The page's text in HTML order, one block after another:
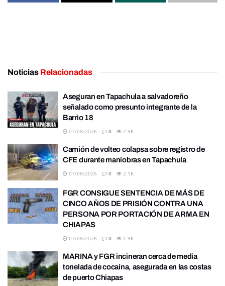
Noticias Relacionadas
Aseguran en Tapachula a salvadoreño
señalado como presunto integrante de la
Barrio 18
07/08/2026 0 2.9K
Camión de volteo colapsa sobre registro de
CFE durante maniobras en Tapachula
07/08/2026 0 2.1K
FGR CONSIGUE SENTENCIA DE MÁS DE
CINCO AÑOS DE PRISIÓN CONTRA UNA
PERSONA POR PORTACIÓN DE ARMA EN
CHIAPAS
07/08/2026 0 1.9K
MARINA y FGR incineran cerca de media
tonelada de cocaína, asegurada en las costas
de puerto Chiapas